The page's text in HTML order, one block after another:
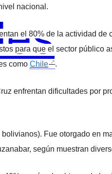
nacional.
el 80% de la actividad de
para que el sector público
comoChile .
enfrentan dificultades por
Fue otorgado en
según muestran